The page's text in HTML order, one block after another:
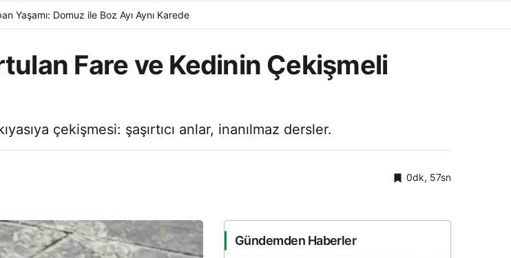
Yaşamı: Domuz ile Boz Ayı Aynı Karede
Fare ve Kedinin Çekişmeli
çekişmesi: şaşırtıcı anlar, inanılmaz dersler.
0dk, 57sn
Gündemden Haberler